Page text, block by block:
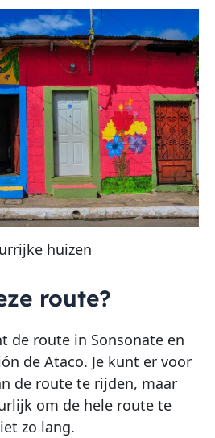
huizen
route?
de route in Sonsonate en
de Ataco. Je kunt er voor
de route te rijden, maar
om de hele route te
zo lang.